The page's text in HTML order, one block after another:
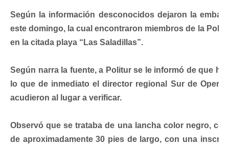
Según la información desconocidos dejaron la
este domingo, la cual encontraron miembros de la
en la citada playa “Las Saladillas”.
Según narra la fuente, a Politur se le informó de que
lo que de inmediato el director regional Sur de
acudieron al lugar a verificar.
Observó que se trataba de una lancha color negro,
de aproximadamente 30 pies de largo, con una